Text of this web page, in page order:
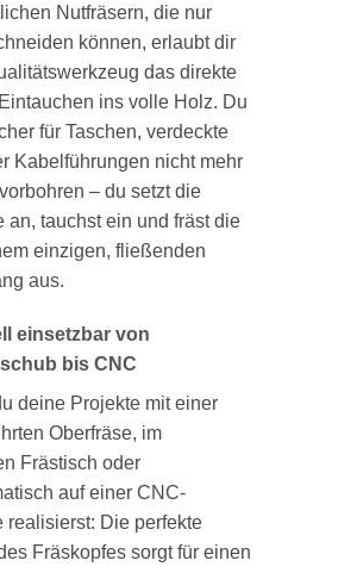
Nutfräsern, die nur
können, erlaubt dir
das direkte
ins volle Holz. Du
für Taschen, verdeckte
Kabelführungen nicht mehr
– du setzt die
an, tauchst ein und fräst die
einzigen, fließenden
aus.
einsetzbar von
bis CNC
deine Projekte mit einer
Oberfräse, im
Frästisch oder
auf einer CNC-
realisierst: Die perfekte
Fräskopfes sorgt für einen